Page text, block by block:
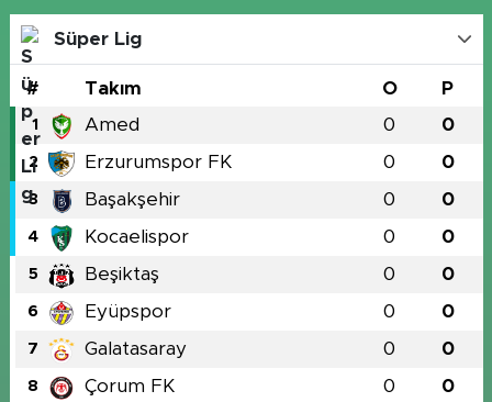
Süper Lig
# Takım O P
1 Amed 0 0
2 Erzurumspor FK 0 0
3 Başakşehir 0 0
4 Kocaelispor 0 0
5 Beşiktaş 0 0
6 Eyüpspor 0 0
7 Galatasaray 0 0
8 Çorum FK 0 0